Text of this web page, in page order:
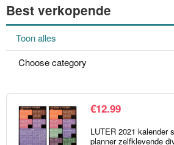
Best verkopende
Toon alles
Choose category
€12.99
LUTER 2021 kalender
planner zelfklevende